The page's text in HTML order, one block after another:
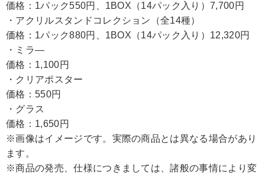
価格：1パック550円、1BOX（14パック入り）7,700円
・アクリルスタンドコレクション（全14種）
価格：1パック880円、1BOX（14パック入り）12,320円
・ミラ―
価格：1,100円
・クリアポスター
価格：550円
・グラス
価格：1,650円
※画像はイメージです。実際の商品とは異なる場合があり
ます。
※商品の発売、仕様につきましては、諸般の事情により変